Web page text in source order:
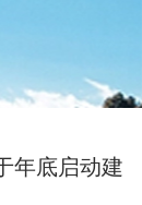
年底启动建